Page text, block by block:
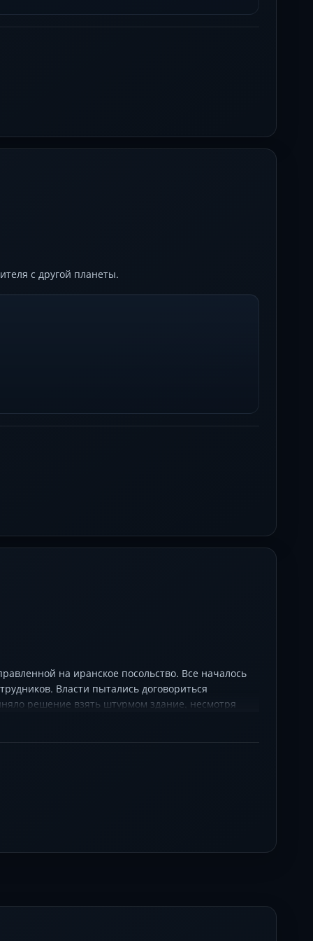
с другой планеты.
на иранское посольство. Все началось
Власти пытались договориться
решение взять штурмом здание, несмотря
что здание посольства было хорошо